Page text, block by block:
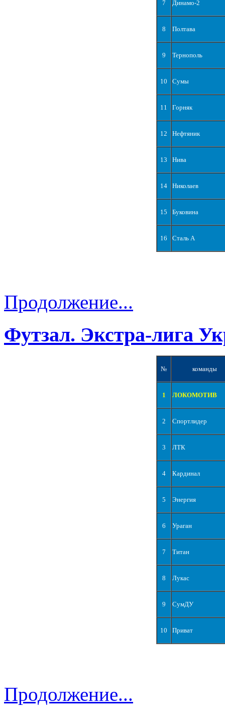
7 Динамо-2
8 Полтава
9 Тернополь
10 Сумы
11 Горняк
12 Нефтяник
13 Нива
14 Николаев
15 Буковина
16 Сталь А
Продолжение...
Футзал. Экстра-лига
№ команды
1 ЛОКОМОТИВ
2 Спортлидер
3 ЛТК
4 Кардинал
5 Энергия
6 Ураган
7 Титан
8 Лукас
9 СумДУ
10 Приват
Продолжение...